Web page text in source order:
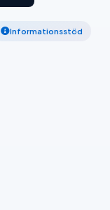
Informationsstöd